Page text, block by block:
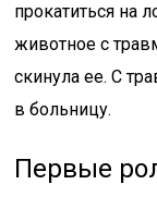
прокатиться на
животное с
скинула ее. С
в больницу.
Первые